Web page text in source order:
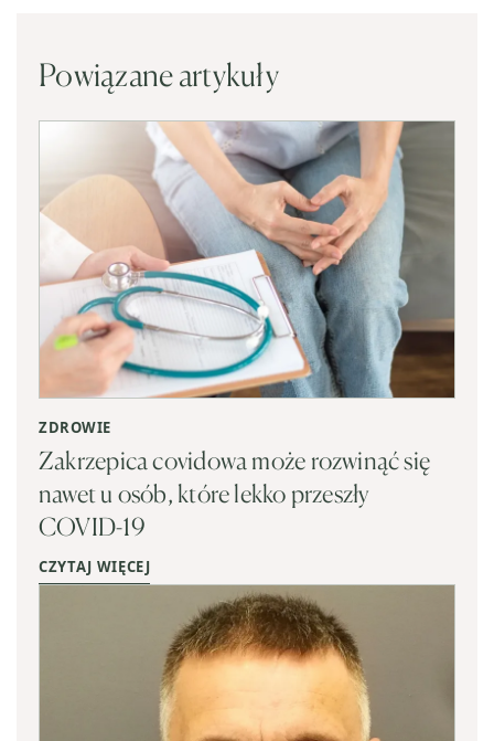
Powiązane artykuły
ZDROWIE
Zakrzepica covidowa może rozwinąć się
nawet u osób, które lekko przeszły
COVID-19
CZYTAJ WIĘCEJ